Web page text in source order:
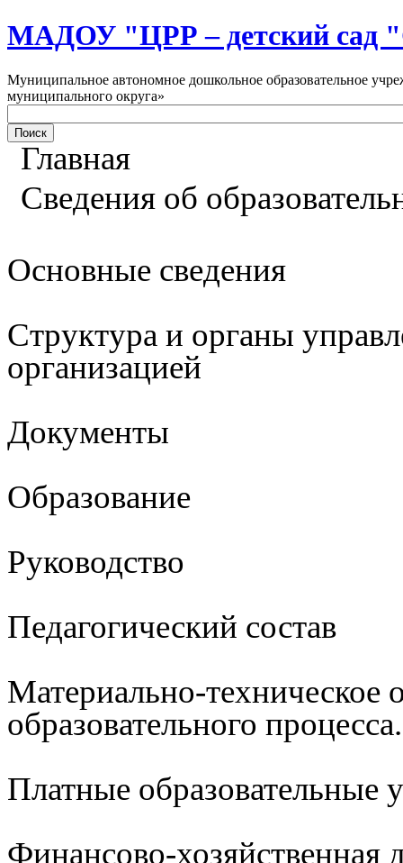
МАДОУ "ЦРР – детский
Муниципальное автономное дошкольное образовательное
муниципального округа»
Главная
Сведения об
Основные сведения
Структура и органы
организацией
Документы
Образование
Руководство
Педагогический состав
Материально-техническое
образовательного
Платные образовательные
Финансово-хозяйственная